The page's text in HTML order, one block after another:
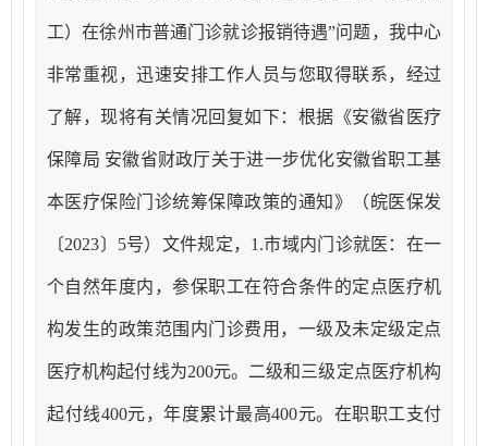
工）在徐州市普通门诊就诊报销待遇”问题 ，我中心
非常重视，迅速安排工作人员与您取得联系，经过
了解，现将有关情况回复如下： 根据《安徽省医疗
保障局 安徽省财政厅关于进一步优化安徽省职工基
本医疗保险门诊统筹保障政策的通知》（皖医保发
〔2023〕5号）文件规定， 1.市域内门诊就医：在一
个自然年度内，参保职工在符合条件的定点医疗机
构发生的政策范围内门诊费用，一级及未定级定点
医疗机构起付线为200元。二级和三级定点医疗机构
起付线400元，年度累计最高400元。在职职工支付